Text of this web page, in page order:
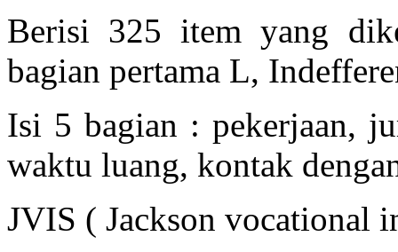
Berisi 325 item yang
bagian pertama L,
Isi 5 bagian : pekerjaan,
waktu luang, kontak
JVIS ( Jackson vocational